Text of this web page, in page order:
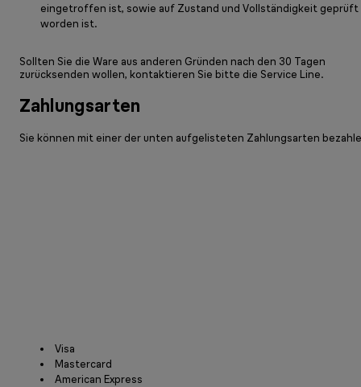
eingetroffen ist, sowie auf Zustand und Vollständigkeit geprüft
worden ist.
Sollten Sie die Ware aus anderen Gründen nach den 30 Tagen
zurücksenden wollen, kontaktieren Sie bitte die Service Line.
Zahlungsarten
Sie können mit einer der unten aufgelisteten Zahlungsarten
Visa
Mastercard
American Express